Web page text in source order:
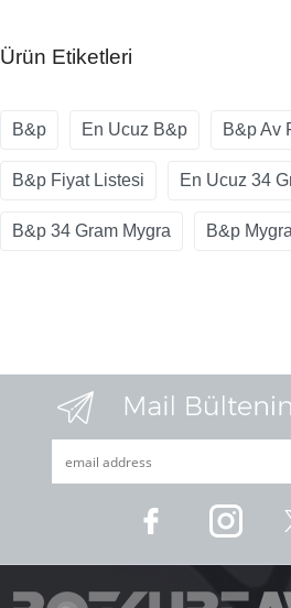
Ürün Etiketleri
B&p En Ucuz B&p B&p Av
B&p Fiyat Listesi En Ucuz 34
B&p 34 Gram Mygra B&p